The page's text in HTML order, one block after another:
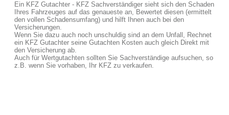
Ein KFZ Gutachter - KFZ Sachverständiger sieht sich den Schaden
Ihres Fahrzeuges auf das genaueste an, Bewertet diesen (ermittelt
den vollen Schadensumfang) und hilft Ihnen auch bei den
Versicherungen.
Wenn Sie dazu auch noch unschuldig sind an dem Unfall, Rechnet
ein KFZ Gutachter seine Gutachten Kosten auch gleich Direkt mit
den Versicherung ab.
Auch für Wertgutachten sollten Sie Sachverständige aufsuchen, so
z.B. wenn Sie vorhaben, Ihr KFZ zu verkaufen.